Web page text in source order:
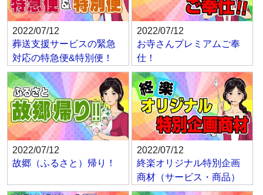
2022/07/12
葬送支援サービスの緊急
対応の特急便&特別便！
2022/07/12
お寺さんプレミアムご奉
仕！
2022/07/12
故郷（ふるさと）帰り！
2022/07/12
終楽オリジナル特別企画
商材（サービス・商品）